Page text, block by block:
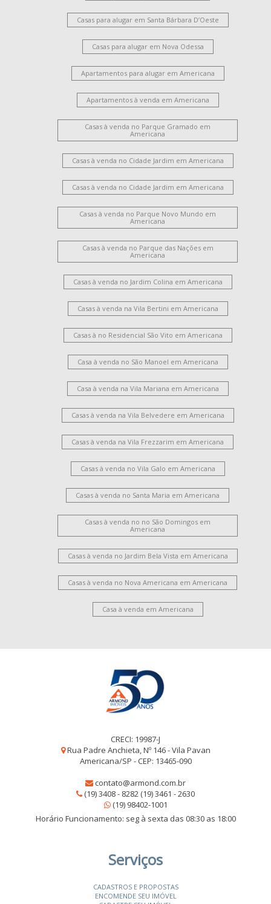
Casas para alugar em Santa Bárbara D’Oeste
Casas para alugar em Nova Odessa
Apartamentos para alugar em Americana
Apartamentos à venda em Americana
Casas à venda no Parque Gramado em
Americana
Casas à venda no Cidade Jardim em Americana
Casas à venda no Cidade Jardim em Americana
Casas à venda no Parque Novo Mundo em
Americana
Casas à venda no Parque das Nações em
Americana
Casas à venda no Jardim Colina em Americana
Casas à venda na Vila Bertini em Americana
Casas à no Residencial São Vito em Americana
Casa à venda no São Manoel em Americana
Casa à venda na Vila Mariana em Americana
Casas à venda na Vila Belvedere em Americana
Casas à venda na Vila Frezzarim em Americana
Casas à venda no Vila Galo em Americana
Casas à venda no Santa Maria em Americana
Casas à venda no no São Domingos em
Americana
Casas à venda no Jardim Bela Vista em Americana
Casas à venda no Nova Americana em Americana
Casa à venda em Americana
CRECI: 19987-J
Rua Padre Anchieta, Nº 146 - Vila Pavan
Americana/SP - CEP: 13465-090
contato@armond.com.br
(19) 3408 - 8282 (19) 3461 - 2630
(19) 98402-1001
Horário Funcionamento: seg à sexta das 08:30 as 18:00
Serviços
CADASTROS E PROPOSTAS
ENCOMENDE SEU IMÓVEL